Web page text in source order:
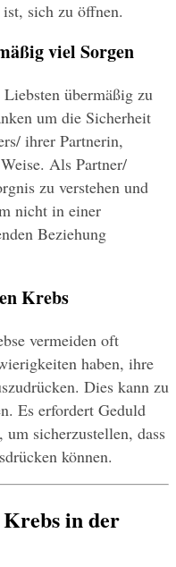
sich zu öffnen.
viel Sorgen
übermäßig zu
um die Sicherheit
ihrer Partnerin,
Als Partner/
zu verstehen und
nicht in einer
Beziehung
Krebs
vermeiden oft
haben, ihre
Dies kann zu
Es erfordert Geduld
sicherzustellen, dass
können.
in der